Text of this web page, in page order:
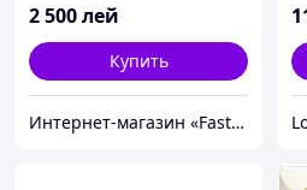
2 500лей
Купить
Интернет-магазин «FastShop»